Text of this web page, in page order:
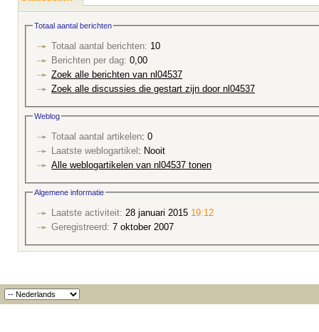
Totaal aantal berichten
Totaal aantal berichten: 10
Berichten per dag: 0,00
Zoek alle berichten van nl04537
Zoek alle discussies die gestart zijn door nl04537
Weblog
Totaal aantal artikelen: 0
Laatste weblogartikel
: Nooit
Alle weblogartikelen van nl04537 tonen
Algemene informatie
Laatste activiteit: 28 januari 2015 19:12
Geregistreerd: 7 oktober 2007